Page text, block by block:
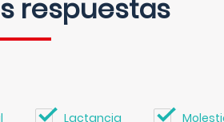
respuestas
Lactancia